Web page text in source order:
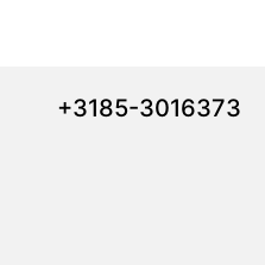
+3185-3016373